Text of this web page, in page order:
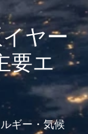
ヤー
要エ
ギー・気候